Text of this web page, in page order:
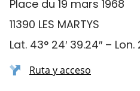
Place du 19 mars 1968
11390 LES MARTYS
Lat. 43° 24′ 39.24″ – Lon.
Ruta y acceso